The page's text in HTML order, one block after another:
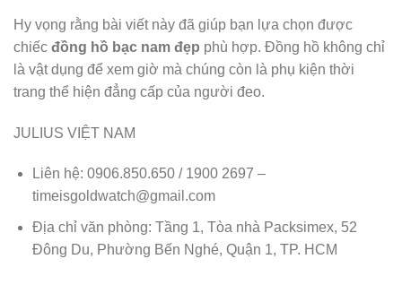
Hy vọng rằng bài viết này đã giúp bạn lựa chọn được
chiếc đồng hồ bạc nam đẹp phù hợp. Đồng hồ không chỉ
là vật dụng để xem giờ mà chúng còn là phụ kiện thời
trang thể hiện đẳng cấp của người đeo.
JULIUS VIỆT NAM
Liên hệ: 0906.850.650 / 1900 2697 –
timeisgoldwatch@gmail.com
Địa chỉ văn phòng: Tầng 1, Tòa nhà Packsimex, 52
Đông Du, Phường Bến Nghé, Quận 1, TP. HCM